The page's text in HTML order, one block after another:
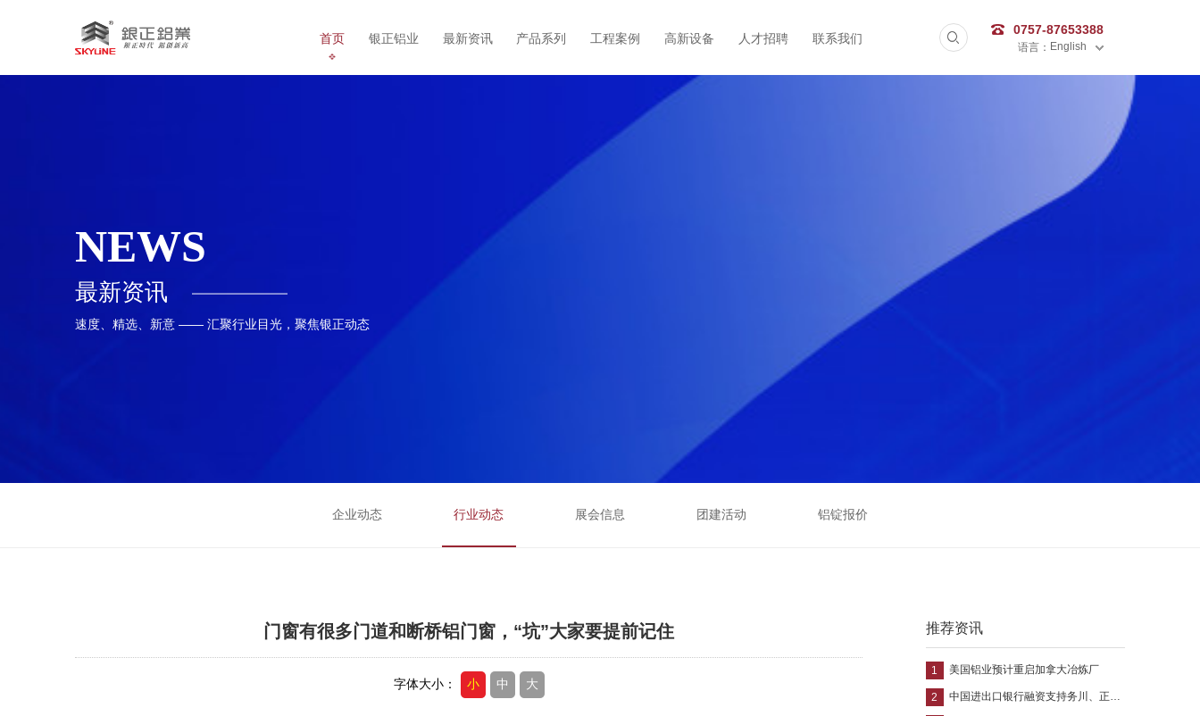
首页 银正铝业 最新资讯 产品系列 工程案例 高新设备 人才招聘 联系我们
0757-87653388
语言： English
NEWS
最新资讯
速度、精选、新意 —— 汇聚行业目光，聚焦银正动态
企业动态 行业动态 展会信息 团建活动 铝锭报价
门窗有很多门道和断桥铝门窗，“坑”大家要提前记住
字体大小： 小 中 大
推荐资讯
1 美国铝业预计重启加拿大冶炼厂
2 中国进出口银行融资支持务川、正安、道真氧化铝项目